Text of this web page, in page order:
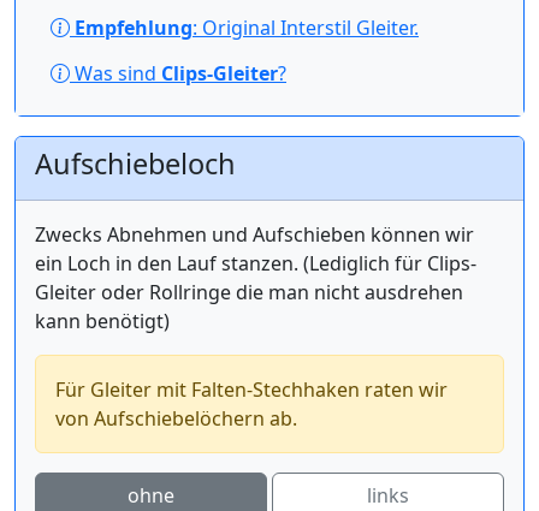
Empfehlung: Original Interstil Gleiter.
Was sind Clips-Gleiter?
Aufschiebeloch
Zwecks Abnehmen und Aufschieben können wir
ein Loch in den Lauf stanzen. (Lediglich für Clips-
Gleiter oder Rollringe die man nicht ausdrehen
kann benötigt)
Für Gleiter mit Falten-Stechhaken raten wir
von Aufschiebelöchern ab.
ohne
links